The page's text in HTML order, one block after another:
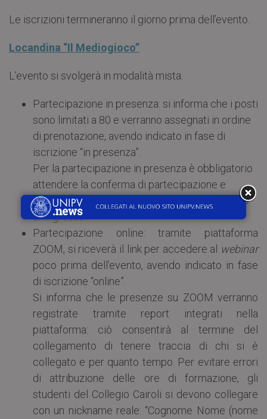
Le iscrizioni termineranno il giorno prima dell’evento.
Locandina “Il Mediogioco”
L’evento si svolgerà in modalità mista:
Partecipazione in presenza: si informa che i posti
sono limitati a 80 e verranno assegnati in ordine
di prenotazione, avendo indicato in fase di
iscrizione “in presenza”.
Per la partecipazione in presenza è obbligatorio
attendere la conferma di partecipazione e
presentare green pass e documento di identità
all’ingresso.
Partecipazione online: tramite piattaforma
ZOOM, si riceverà il link per accedere al webinar
poco prima dell’evento, avendo indicato in fase
di iscrizione “online”.
Si informa che le presenze su ZOOM verranno
registrate tramite report integrati nella
piattaforma: ciò consentirà al termine del
collegamento di tenere traccia di chi si è
collegato e per quanto tempo. Per evitare errori
di attribuzione delle ore di formazione, gli
studenti del Collegio Cairoli si devono collegare
con un nickname reale: “Cognome Nome (nome